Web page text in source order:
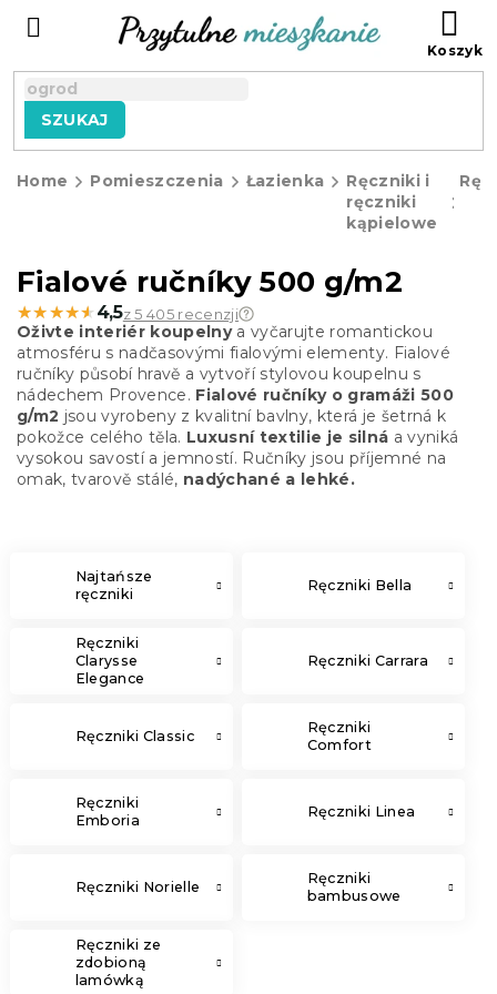
SZUKAJ
Home Pomieszczenia Łazienka
Ręczniki i
ręczniki
kąpielowe
Fialové ručníky 500 g/m2
★★★★★
★★★★★ 4,5z 5 405 recenzji
Oživte interiér koupelnya vyčarujte romantickou
atmosféru s nadčasovými fialovými elementy. Fialové
ručníky působí hravě a vytvoří stylovou koupelnu s
nádechem Provence. Fialové ručníky o gramáži 500
g/m2 jsou vyrobeny z kvalitní bavlny, která je šetrná k
pokožce celého těla. Luxusní textilie je silná a vyniká
vysokou savostí a jemností. Ručníky jsou příjemné na
omak, tvarově stálé, nadýchané a lehké.
Najtańsze
ręczniki
Ręczniki Bella
Ręczniki
Clarysse
Elegance
Ręczniki Carrara
Ręczniki Classic
Ręczniki
Comfort
Ręczniki
Emboria
Ręczniki Linea
Ręczniki Norielle
Ręczniki
bambusowe
Ręczniki ze
zdobioną
lamówką